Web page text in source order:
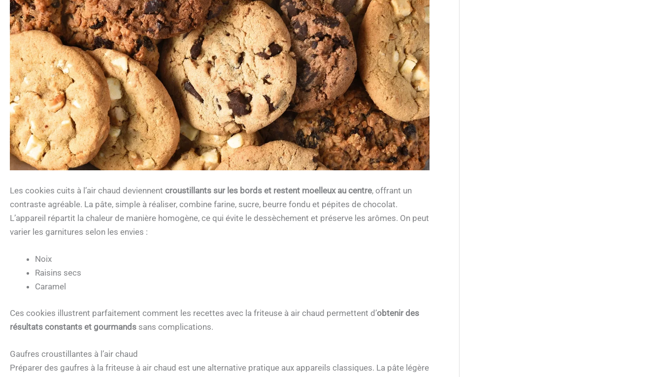
Les cookies cuits à l’air chaud deviennent croustillants sur les bords et restent moelleux au centre, offrant un
contraste agréable. La pâte, simple à réaliser, combine farine, sucre, beurre fondu et pépites de chocolat.
L’appareil répartit la chaleur de manière homogène, ce qui évite le dessèchement et préserve les arômes. On peut
varier les garnitures selon les envies :
Noix
Raisins secs
Caramel
Ces cookies illustrent parfaitement comment les recettes avec la friteuse à air chaud permettent d’obtenir des
résultats constants et gourmands sans complications.
Gaufres croustillantes à l’air chaud
Préparer des gaufres à la friteuse à air chaud est une alternative pratique aux appareils classiques. La pâte légère